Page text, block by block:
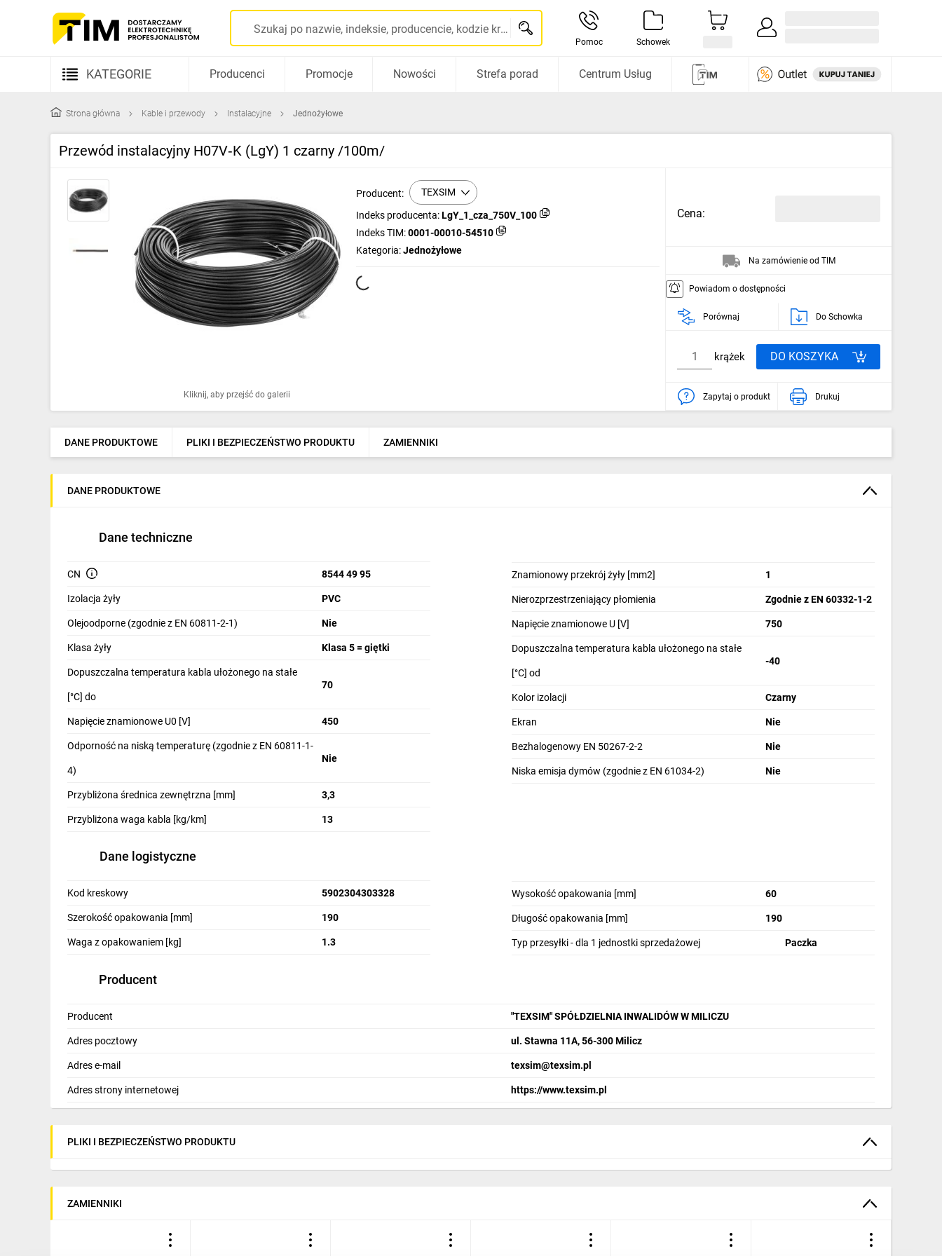
Szukaj po nazwie, indeksie, producencie, kodzie kreskowym...
Pomoc Schowek
KATEGORIE
Kable i przewody
Elementy prowadzenia kabli
Oprawy oświetleniowe
Ogrzewanie
Elektronarzędzia i mierniki
Dom i ogród
Odzież ochronna i BHP
Inne
Budowa i Remont
Elektronika
Smart home
Telewizja naziemna i satelitarna
Wentylacja i rekuperacja
Producenci Promocje Nowości Strefa porad Centrum Usług
Strona główna Kable i przewody Instalacyjne Jednożyłowe
Przewód instalacyjny H07V‑K (LgY) 1 czarny /100m/
Kliknij, aby przejść do galerii
Producent: TEXSIM
Indeks producenta:LgY_1_cza_750V_100
Indeks TIM:0001-00010-54510
Kategoria:Jednożyłowe
Cena:
Na zamówienie od TIM
Powiadom o dostępności
Porównaj Do Schowka
krążek DO KOSZYKA
Zapytaj o produkt Drukuj
DANE PRODUKTOWE PLIKI I BEZPIECZEŃSTWO PRODUKTU ZAMIENNIKI
DANE PRODUKTOWE
Dane techniczne
CN 8544 49 95
Izolacja żyły PVC
Olejoodporne (zgodnie z EN 60811-2-1) Nie
Klasa żyły Klasa 5 = giętki
Dopuszczalna temperatura kabla ułożonego na stałe
[°C] do
70
Napięcie znamionowe U0 [V] 450
Odporność na niską temperaturę (zgodnie z EN 60811-1-
4)
Nie
Przybliżona średnica zewnętrzna [mm] 3,3
Przybliżona waga kabla [kg/km] 13
Znamionowy przekrój żyły [mm2] 1
Nierozprzestrzeniający płomienia Zgodnie z EN 60332-1-2
Napięcie znamionowe U [V] 750
Dopuszczalna temperatura kabla ułożonego na stałe
[°C] od
-40
Kolor izolacji Czarny
Ekran Nie
Bezhalogenowy EN 50267-2-2 Nie
Niska emisja dymów (zgodnie z EN 61034-2) Nie
Dane logistyczne
Kod kreskowy 5902304303328
Szerokość opakowania [mm] 190
Waga z opakowaniem [kg] 1.3
Wysokość opakowania [mm] 60
Długość opakowania [mm] 190
Typ przesyłki - dla 1 jednostki sprzedażowej Paczka
Producent
Producent "TEXSIM" SPÓŁDZIELNIA INWALIDÓW W MILICZU
Adres pocztowy ul. Stawna 11A, 56-300 Milicz
Adres e-mail texsim@texsim.pl
Adres strony internetowej https://www.texsim.pl
PLIKI I BEZPIECZEŃSTWO PRODUKTU
ZAMIENNIKI